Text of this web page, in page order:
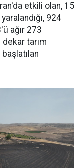
etkili olan, 15
924
ağır 273
dekar tarım